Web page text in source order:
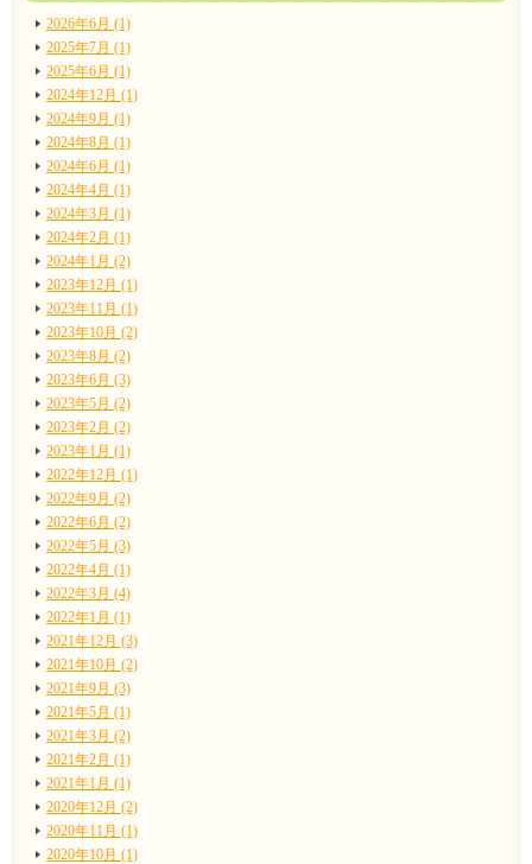
2026年6月 (1)
2025年7月 (1)
2025年6月 (1)
2024年12月 (1)
2024年9月 (1)
2024年8月 (1)
2024年6月 (1)
2024年4月 (1)
2024年3月 (1)
2024年2月 (1)
2024年1月 (2)
2023年12月 (1)
2023年11月 (1)
2023年10月 (2)
2023年8月 (2)
2023年6月 (3)
2023年5月 (2)
2023年2月 (2)
2023年1月 (1)
2022年12月 (1)
2022年9月 (2)
2022年6月 (2)
2022年5月 (3)
2022年4月 (1)
2022年3月 (4)
2022年1月 (1)
2021年12月 (3)
2021年10月 (2)
2021年9月 (3)
2021年5月 (1)
2021年3月 (2)
2021年2月 (1)
2021年1月 (1)
2020年12月 (2)
2020年11月 (1)
2020年10月 (1)